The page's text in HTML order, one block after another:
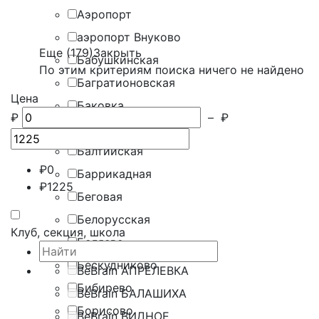
Аэропорт
аэропорт Внуково
Бабушкинская
Багратионовская
Баковка
Балашиха
Балтийская
Баррикадная
Беговая
Белорусская
Беляево
Бескудниково
Бибирево
Борисово
Еще (179)Закрыть
По этим критериям поиска ничего не найдено
Цена
₽
– ₽
₽0
₽1225
Клуб, секция, школа
BeBrain АПРЕЛЕВКА
BeBrain БАЛАШИХА
BeBrain ВИДНОЕ